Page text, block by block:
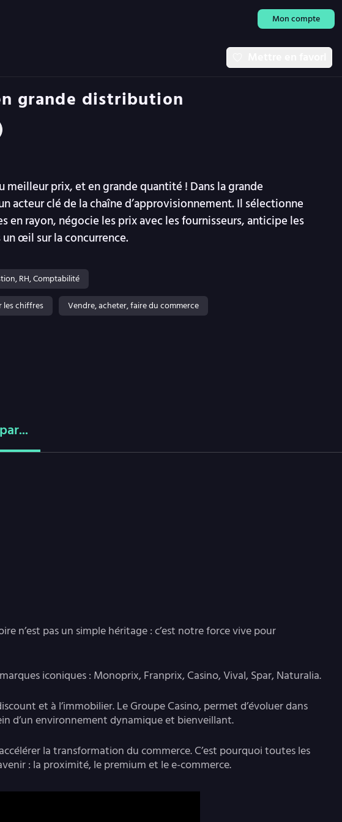
Mon compte
grande distribution
RH, Comptabilité
les chiffres
Vendre, acheter, faire du commerce
prix, et en grande quantité ! Dans la grande
acteur clé de la chaîne d’approvisionnement. Il sélectionne
en rayon, négocie les prix avec les fournisseurs, anticipe les
œil sur la concurrence.
n’est pas un simple héritage : c’est notre force vive pour
iconiques : Monoprix, Franprix, Casino, Vival, Spar, Naturalia.
et à l’immobilier. Le Groupe Casino, permet d’évoluer dans
d’un environnement dynamique et bienveillant.
la transformation du commerce. C’est pourquoi toutes les
: la proximité, le premium et le e-commerce.